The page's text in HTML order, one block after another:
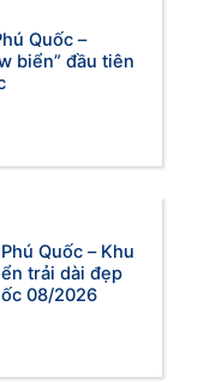
Quốc –
biển” đầu tiên
Quốc – Khu
trải dài đẹp
08/2026